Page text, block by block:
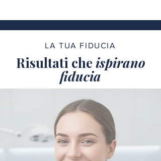
LA TUA FIDUCIA
Risultati che ispirano
fiducia